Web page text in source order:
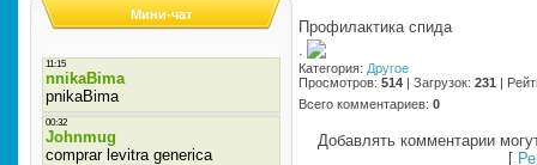
Мини-чат
Профилактика спида
·
Категория: Другое
Просмотров: 514 | Загрузок: 231 |
Всего комментариев: 0
Добавлять комментарии
[